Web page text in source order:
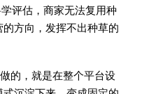
评估，商家无法复用种
方向，发挥不出种草的
的，就是在整个平台设